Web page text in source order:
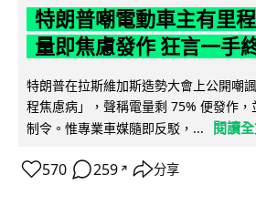
特朗普嘲電動車主有里
量即焦慮發作 狂言一手
特朗普在拉斯維加斯造勢大會上公開嘲
程焦慮病」，聲稱電量剩 75% 便發作
制令。惟專業車媒隨即反駁，...
閱讀
570 259 ↗ 分享